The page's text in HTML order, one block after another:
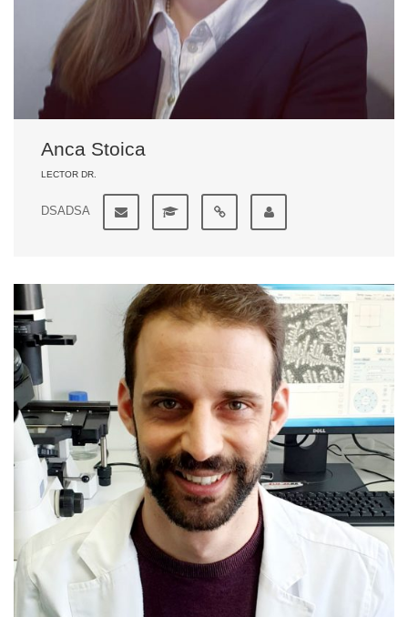
Anca Stoica
LECTOR DR.
DSADSA